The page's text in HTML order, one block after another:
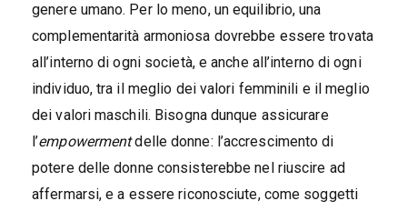
genere umano. Per lo meno, un equilibrio, una
complementarità armoniosa dovrebbe essere trovata
all’interno di ogni società, e anche all’interno di ogni
individuo, tra il meglio dei valori femminili e il meglio
dei valori maschili. Bisogna dunque assicurare
l’empowermentdelle donne: l’accrescimento di
potere delle donne consisterebbe nel riuscire ad
affermarsi, e a essere riconosciute, come soggetti